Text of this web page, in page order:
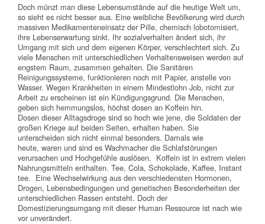
Doch münzt man diese Lebensumstände auf die heutige Welt um,
so sieht es nicht besser aus. Eine weibliche Bevölkerung wird durch
massiven Medikamenteneinsatz der Pille, chemisch lobotomisiert,
ihre Lebenserwartung sinkt. Ihr sozialverhalten ändert sich, ihr
Umgang mit sich und dem eigenen Körper, verschlechtert sich. Zu
viele Menschen mit unterschiedlichen Verhaltensweisen werden auf
engstem Raum, zusammen gehalten. Die Sanitären
Reinigungssysteme, funktionieren noch mit Papier, anstelle von
Wasser. Wegen Krankheiten in einem Mindestlohn Job, nicht zur
Arbeit zu erscheinen ist ein Kündigungsgrund. Die Menschen,
geben sich hemmungslos, höchst dosen an Koffein hin.
Dosen dieser Alltagsdroge sind so hoch wie jene, die Soldaten der
großen Kriege auf beiden Seiten, erhalten haben. Sie
unterscheiden sich nicht einmal besonders. Damals wie
heute, waren und sind es Wachmacher die Schlafstörungen
verursachen und Hochgefühle auslösen. Koffein ist in extrem vielen
Nahrungsmitteln enthalten. Tee, Cola, Schokolade, Kaffee, Instant
tee. Eine Wechselwirkung aus den verschiedensten Hormonen,
Drogen, Lebensbedingungen und genetischen Besonderheiten der
unterschiedlichen Rassen entsteht. Doch der
Domestizierungsumgang mit dieser Human Ressource ist nach wie
vor unverändert.